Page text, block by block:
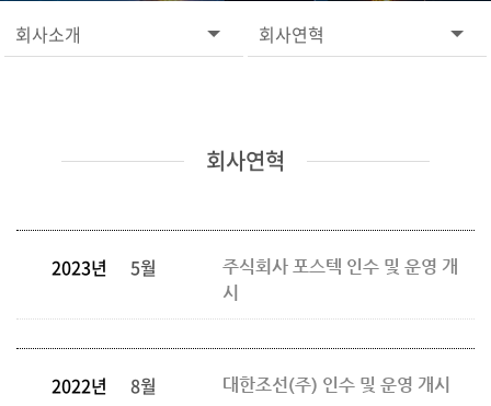
회사소개 회사연혁
회사연혁
2023년 5월
주식회사 포스텍 인수 및 운영 개
시
2022년 8월 대한조선(주) 인수 및 운영 개시